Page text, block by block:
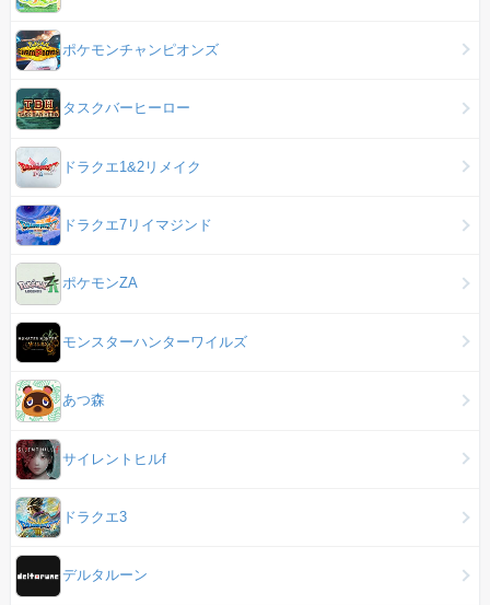
ポケモンチャンピオンズ
タスクバーヒーロー
ドラクエ1&2リメイク
ドラクエ7リイマジンド
ポケモンZA
モンスターハンターワイルズ
あつ森
サイレントヒルf
ドラクエ3
デルタルーン